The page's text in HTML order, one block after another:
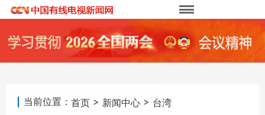
当前位置： 首页 > 新闻中心 > 台湾